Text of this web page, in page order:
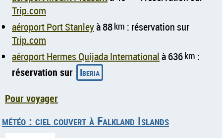
Trip.com
aéroport Port Stanleyà 88km : réservation sur
Trip.com
aéroport Hermes Quijada Internationalà 636km :
réservation sur Iberia
Pour voyager
météo : ciel couvert à Falkland Islands